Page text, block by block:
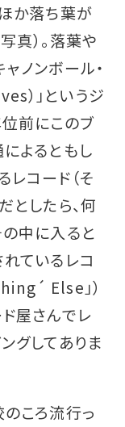
か落ち葉が
真）。落葉や
ノンボール・
）」というジ
前にこのブ
よるともし
コード（そ
としたら、何
の中に入ると
ているレコ
Else」）
屋さんでレ
グしてありま
ころ流行っ